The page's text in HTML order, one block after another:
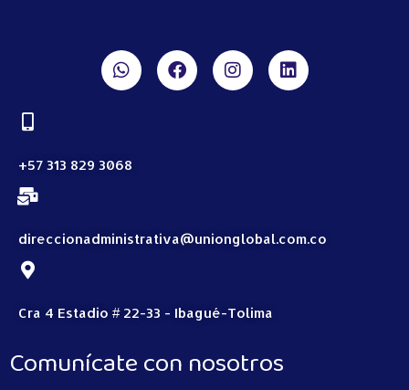
+57 313 829 3068
direccionadministrativa@unionglobal.com.co
Cra 4 Estadio # 22-33 - Ibagué-Tolima
Comunícate con nosotros